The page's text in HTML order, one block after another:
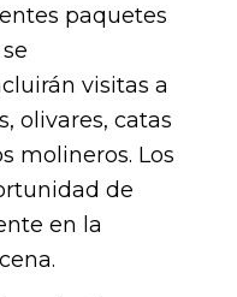
paquetes
visitas a
olivares, catas
molineros. Los
de
en la